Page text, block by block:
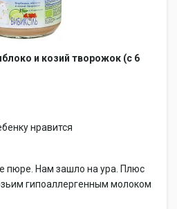
и козий творожок (с 6
нравится
пюре. Нам зашло на ура. Плюс
гипоаллергенным молоком